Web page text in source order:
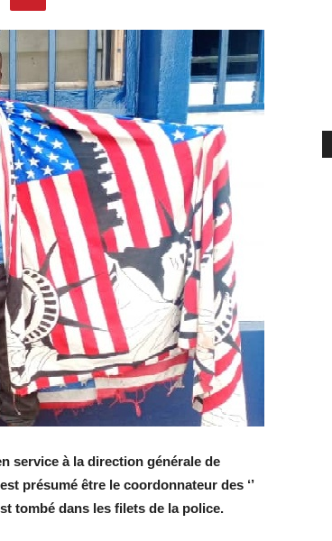
service à la direction générale de
présumé être le coordonnateur des ‘’
tombé dans les filets de la police.